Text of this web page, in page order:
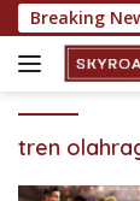
Skip
to
content
Breaking
yang
tren